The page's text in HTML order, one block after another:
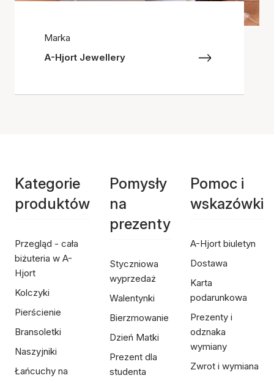
Marka
A-Hjort Jewellery
Kategorie
produktów
Przegląd - cała
biżuteria w A-
Hjort
Kolczyki
Pierścienie
Bransoletki
Naszyjniki
Łańcuchy na
Pomysły
na
prezenty
Styczniowa
wyprzedaż
Walentynki
Bierzmowanie
Dzień Matki
Prezent dla
studenta
Pomoc i
wskazówki
A-Hjort biuletyn
Dostawa
Karta
podarunkowa
Prezenty i
odznaka
wymiany
Zwrot i wymiana